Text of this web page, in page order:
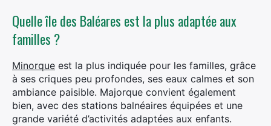
Quelle île des Baléares est la plus adaptée aux
familles ?
Minorque est la plus indiquée pour les familles, grâce
à ses criques peu profondes, ses eaux calmes et son
ambiance paisible. Majorque convient également
bien, avec des stations balnéaires équipées et une
grande variété d’activités adaptées aux enfants.